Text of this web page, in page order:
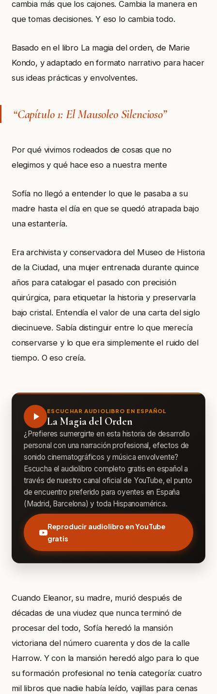
cambia más que los cajones. Cambia la manera en
que tomas decisiones. Y eso lo cambia todo.
Basado en el libro La magia del orden, de Marie
Kondo, y adaptado en formato narrativo para hacer
sus ideas prácticas y envolventes.
“Capítulo 1: El Mausoleo Silencioso”
Por qué vivimos rodeados de cosas que no
elegimos y qué hace eso a nuestra mente
Sofía no llegó a entender lo que le pasaba a su
madre hasta el día en que se quedó atrapada bajo
una estantería.
Era archivista y conservadora del Museo de Historia
de la Ciudad, una mujer entrenada durante quince
años para catalogar el pasado con precisión
quirúrgica, para etiquetar la historia y preservarla
bajo cristal. Entendía el valor de una carta del siglo
diecinueve. Sabía distinguir entre lo que merecía
conservarse y lo que era simplemente el ruido del
tiempo. O eso creía.
ESCUCHAR AUDIOLIBRO EN ESPAÑOL
La Magia del Orden
¿Prefieres sumergirte en esta historia de desarrollo
personal con una narración profesional, efectos de
sonido cinematográficos y música envolvente?
Escucha el audiolibro completo gratis en español a
través de nuestro canal oficial de YouTube, el punto
de encuentro preferido para oyentes en España
(Madrid, Barcelona) y toda Hispanoamérica.
Reproducir audiolibro en YouTube
gratis
Cuando Eleanor, su madre, murió después de
décadas de una viudez que nunca terminó de
procesar del todo, Sofía heredó la mansión
victoriana del número cuarenta y dos de la calle
Harrow. Y con la mansión heredó algo para lo que
su formación profesional no tenía categoría: cuatro
mil libros que nadie había leído, vajillas para cenas